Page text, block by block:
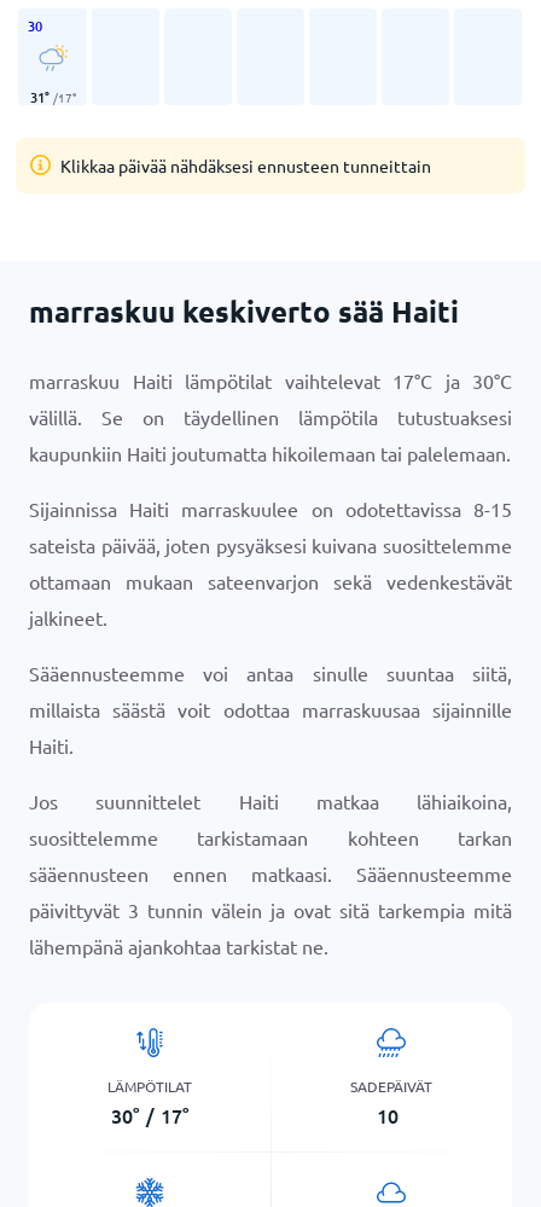
30
31° /17°
Klikkaa päivää nähdäksesi ennusteen tunneittain
marraskuu keskiverto sää Haiti
marraskuu Haiti lämpötilat vaihtelevat 17°C ja 30°C
välillä. Se on täydellinen lämpötila tutustuaksesi
kaupunkiin Haiti joutumatta hikoilemaan tai palelemaan.
Sijainnissa Haiti marraskuulee on odotettavissa 8-15
sateista päivää, joten pysyäksesi kuivana suosittelemme
ottamaan mukaan sateenvarjon sekä vedenkestävät
jalkineet.
Sääennusteemme voi antaa sinulle suuntaa siitä,
millaista säästä voit odottaa marraskuusaa sijainnille
Haiti.
Jos suunnittelet Haiti matkaa lähiaikoina,
suosittelemme tarkistamaan kohteen tarkan
sääennusteen ennen matkaasi. Sääennusteemme
päivittyvät 3 tunnin välein ja ovat sitä tarkempia mitä
lähempänä ajankohtaa tarkistat ne.
LÄMPÖTILAT
30° / 17°
SADEPÄIVÄT
10